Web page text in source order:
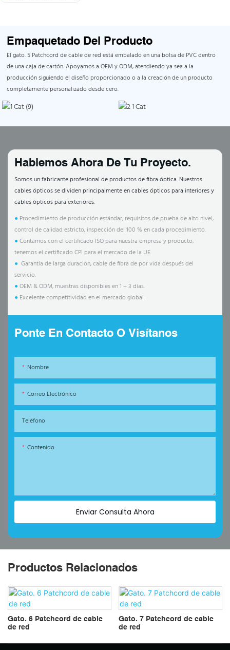
Empaquetado Del Producto
El gato. 5 Patchcord de cable de red está embalado en una bolsa de PVC dentro
de una caja de cartón. Apoyamos a OEM y ODM, atendiendo ya sea a la
producción siguiendo el diseño proporcionado o a la creación de un producto
completamente personalizado desde cero.
Hablemos Ahora De Tu Proyecto.
Somos un fabricante profesional de productos de fibra óptica. Nuestros
cables ópticos se dividen principalmente en cables ópticos para interiores y
cables ópticos para exteriores.
● Procedimiento de producción estándar, requisitos de prueba de alto nivel,
control de calidad estricto, inspección del 100 % en cada procedimiento.
●Contamos con el certificado ISO para nuestra empresa y producto,
tenemos el certificado CPI para el mercado de la UE.
● Garantía de larga duración, cable de fibra de por vida después del
servicio.
●OEM & ODM, muestras disponibles en 1 ~ 3 días.
● Excelente competitividad en el mercado global.
Ponte En Contacto O Visítanos
Nombre
Correo Electrónico
Teléfono
Contenido
Enviar Consulta Ahora
Productos Relacionados
Gato. 6 Patchcord de cable
de red
Gato. 7 Patchcord de cable
de red